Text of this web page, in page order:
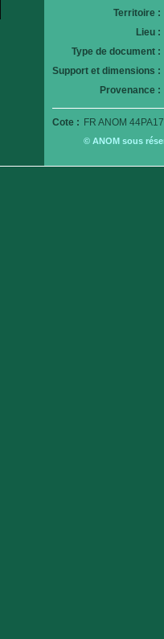
Territoire :
Lieu :
Type de document :
Support et dimensions :
Provenance :
Cote : FR ANOM
© ANOM sous